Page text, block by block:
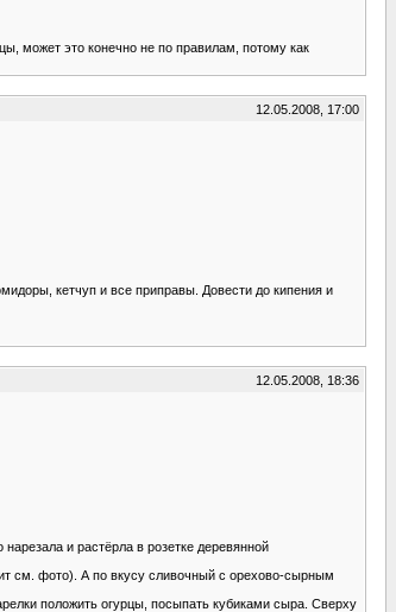
может это конечно не по правилам, потому как
12.05.2008, 17:00
кетчуп и все приправы. Довести до кипения и
12.05.2008, 18:36
и растёрла в розетке деревянной
см. фото). А по вкусу сливочный с орехово-сырным
положить огурцы, посыпать кубиками сыра. Сверху